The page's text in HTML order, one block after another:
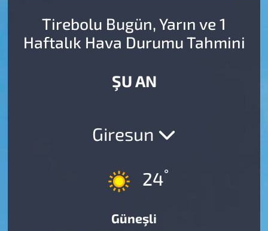
Tirebolu Bugün, Yarın ve 1
Haftalık Hava Durumu Tahmini
ŞU AN
Giresun
24°
Güneşli
Süper Lig Puan Durumu ve Fikstür
Tüm Manşetler
Son Dakika Haberleri